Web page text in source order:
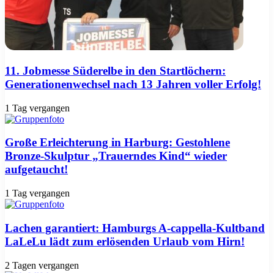
11. Jobmesse Süderelbe in den Startlöchern:
Generationenwechsel nach 13 Jahren voller Erfolg!
1 Tag vergangen
Große Erleichterung in Harburg: Gestohlene
Bronze-Skulptur „Trauerndes Kind“ wieder
aufgetaucht!
1 Tag vergangen
Lachen garantiert: Hamburgs A-cappella-Kultband
LaLeLu lädt zum erlösenden Urlaub vom Hirn!
2 Tagen vergangen